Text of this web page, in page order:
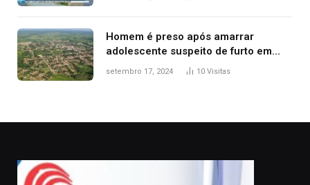
Homem é preso após amarrar
adolescente suspeito de furto em
estaca de cerca e agredi-lo
setembro 17, 2024 10 Visitas